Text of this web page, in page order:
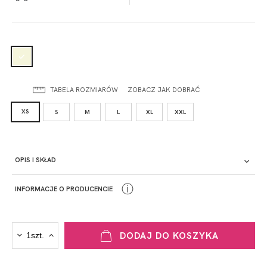
TABELA ROZMIARÓW ZOBACZ JAK DOBRAĆ
XS S M L XL XXL
OPIS I SKŁAD
INFORMACJE O PRODUCENCIE ⓘ
DODAJ DO KOSZYKA